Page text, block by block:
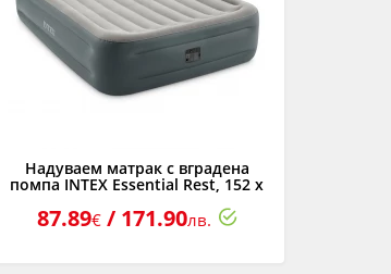
Надуваем матрак с вградена
помпа INTEX Essential Rest, 152 х
87.89€/ 171.90лв.